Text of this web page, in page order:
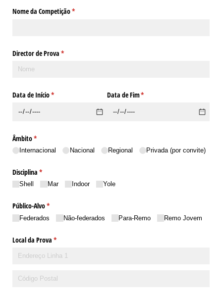
Nome da Competição*
(obrigatório)
Director de Prova *
(obrigatório)
Data de Início*
(obrigatório) Data de Fim*
(obrigatório)
Âmbito*
(obrigatório)
Internacional Nacional Regional Privada (por convite)
Disciplina *
(obrigatório)
Shell Mar Indoor Yole
Público-Alvo*
(obrigatório)
Federados Não-federados Para-Remo Remo Jovem
Local da Prova *
(obrigatório)